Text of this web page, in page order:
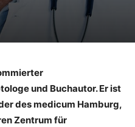
und Buchautor. Er ist
des medicum Hamburg,
Zentrum für